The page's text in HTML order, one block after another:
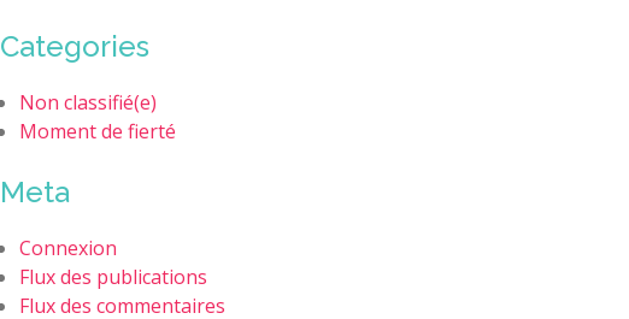
Categories
Non classifié(e)
Moment de fierté
Meta
Connexion
Flux des publications
Flux des commentaires